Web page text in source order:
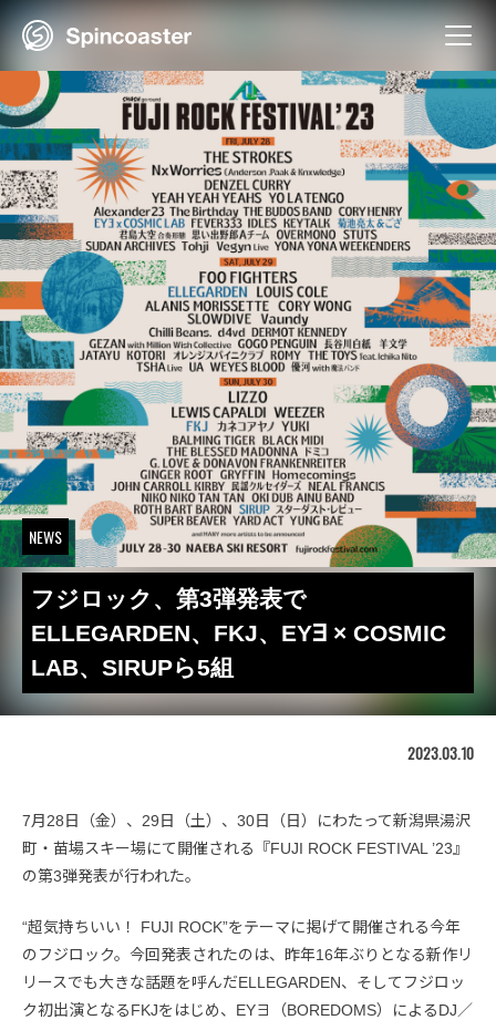
Skip
NEWS
フジロック、第3弾発表で
ELLEGARDEN、FKJ、EY∃ × COSMIC
LAB、SIRUPら5組
2023.03.10
7月28日（金）、29日（土）、30日（日）にわたって新潟県湯沢
町・苗場スキー場にて開催される『FUJI ROCK FESTIVAL ’23』
の第3弾発表が行われた。
“超気持ちいい！ FUJI ROCK”をテーマに掲げて開催される今年
のフジロック。今回発表されたのは、昨年16年ぶりとなる新作リ
リースでも大きな話題を呼んだELLEGARDEN、そしてフジロッ
ク初出演となるFKJをはじめ、EY∃（BOREDOMS）によるDJ／